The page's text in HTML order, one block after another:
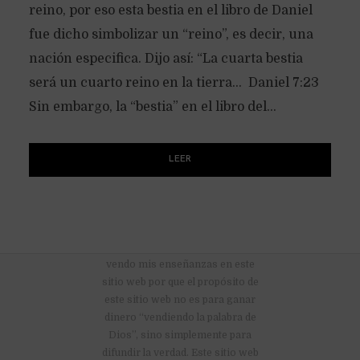
reino, por eso esta bestia en el libro de Daniel
fue dicho simbolizar un “reino”, es decir, una
nación especifica. Dijo así: “La cuarta bestia
será un cuarto reino en la tierra… Daniel 7:23
Sin embargo, la “bestia” en el libro del...
LEER
vendo mis enseñanzas en este
sitio web por que el propósito de
este sitio web no es para ganar
dinero “vendiendo la palabra de
Dios”, sino simplemente para
difundir la verdad. Este sitio web